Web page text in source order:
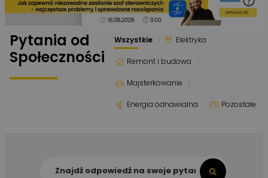
Pytania od
Społeczności
Wszystkie Elektryka
Remont i budowa
Majsterkowanie
Energia odnawialna Pozostałe